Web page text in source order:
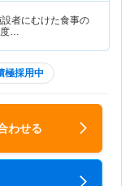
者にむけた食事の
度…
極採用中
わせる